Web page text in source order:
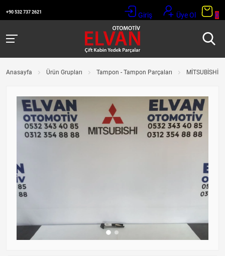
+90 532 737 2621 Giriş Üye Ol 0
Anasayfa Ürün Grupları Tampon - Tampon Parçaları MİTSUBİSHİ